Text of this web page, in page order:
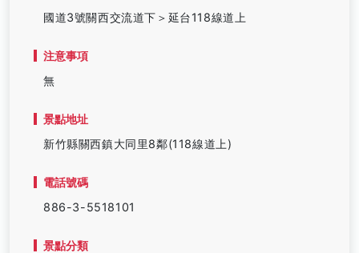
國道3號關西交流道下＞延台118線道上
注意事項
無
景點地址
新竹縣關西鎮大同里8鄰(118線道上)
電話號碼
886-3-5518101
景點分類